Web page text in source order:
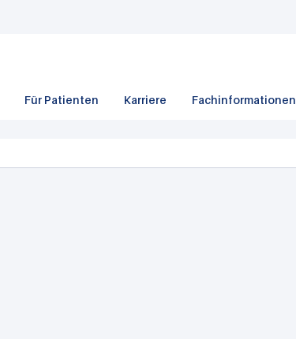
Für Patienten Karriere Fachinformationen